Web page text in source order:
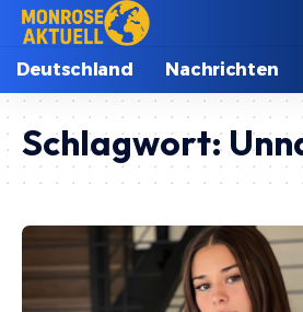
Deutschland Nachrichten
Schlagwort: